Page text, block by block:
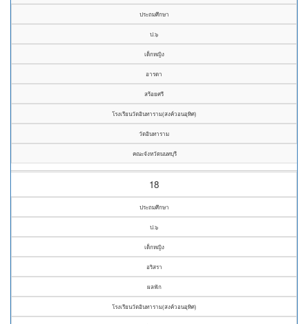
ประถมศึกษา
ป.๖
เด็กหญิง
อารดา
สร้อยศรี
โรงเรียนวัดอินทาราม(สงค์วอนอุทิศ)
วัดอินทาราม
คณะจังหวัดนนทบุรี
18
ประถมศึกษา
ป.๖
เด็กหญิง
อริสรา
ผลฟัก
โรงเรียนวัดอินทาราม(สงค์วอนอุทิศ)